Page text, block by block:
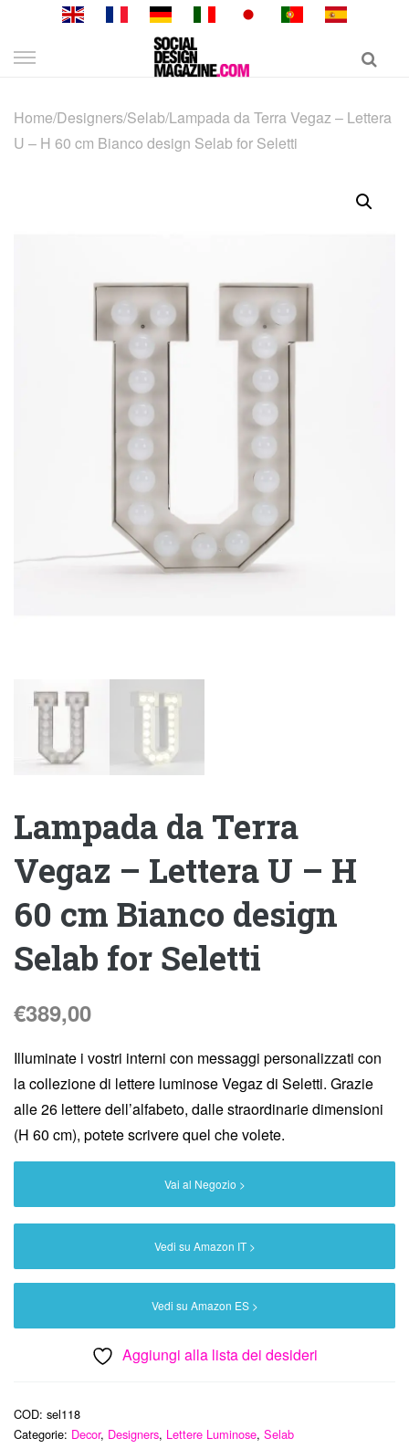
Skip
Home/Designers/Selab/Lampada da Terra Vegaz – Lettera
U – H 60 cm Bianco design Selab for Seletti
Lampada da Terra
Vegaz – Lettera U – H
60 cm Bianco design
Selab for Seletti
€389,00
Illuminate i vostri interni con messaggi personalizzati con
la collezione di lettere luminose Vegaz di Seletti. Grazie
alle 26 lettere dell’alfabeto, dalle straordinarie dimensioni
(H 60 cm), potete scrivere quel che volete.
Vai al Negozio >
Vedi su Amazon IT >
Vedi su Amazon ES >
Aggiungi alla lista dei desideri
COD: sel118
Categorie: Decor, Designers, Lettere Luminose, Selab